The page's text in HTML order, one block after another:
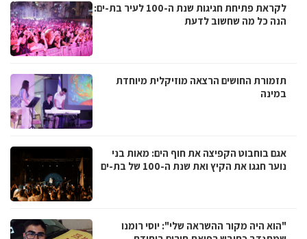
לקראת פתיחת חגיגות שנת ה-100 לעיר בת-ים:
הנה כל מה שחשוב לדעת
תזמורת החושים הרצאה מוזיקלית מיוחדת
במינה
אגם בוחבוט הקפיצה את חוף הים: מאות בני
נוער חגגו את הקיץ ואת שנת ה-100 של בת-ים
"הוא היה מקור ההשראה שלי": יוסי רומנו